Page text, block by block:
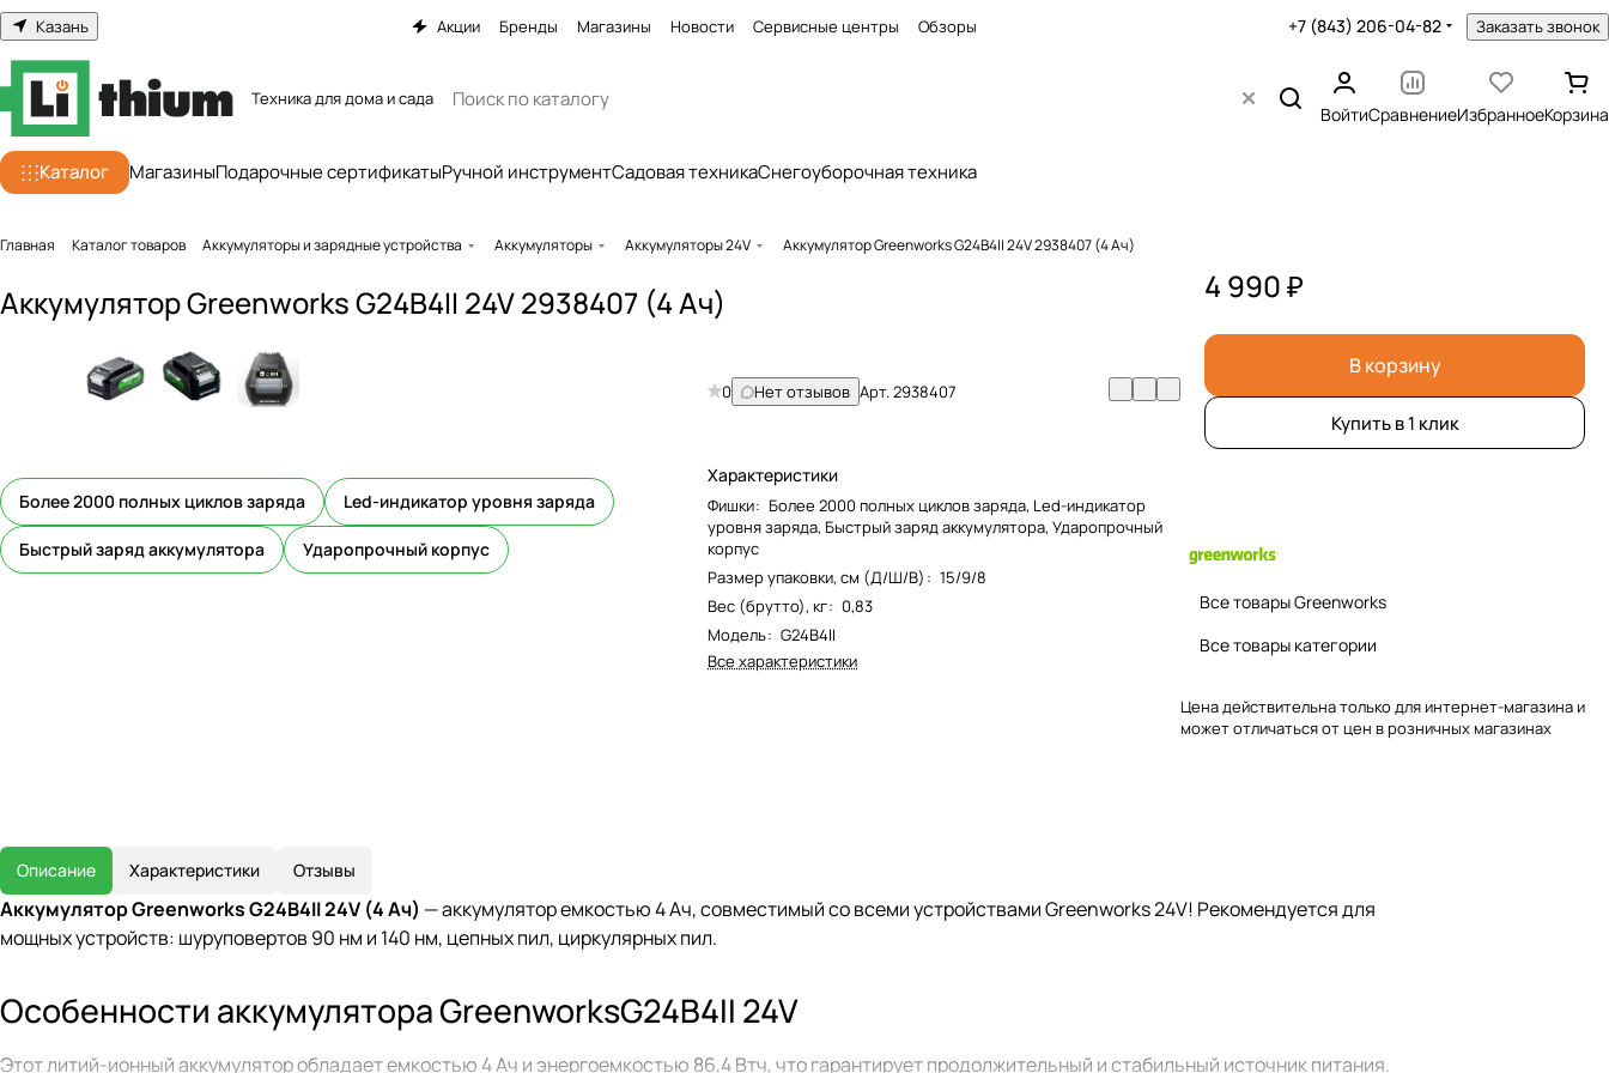
Казань Акции Бренды Магазины Новости Сервисные центры Обзоры +7 (843) 206-04-82 Заказать звонок
Техника для дома и сада
ВойтиСравнениеИзбранноеКорзина
Каталог МагазиныПодарочные сертификатыРучной инструментСадовая техникаСнегоуборочная техника
Главная Каталог товаров Аккумуляторы и зарядные устройства Аккумуляторы Аккумуляторы 24V Аккумулятор Greenworks G24B4II 24V 2938407 (4 Ач)
Аккумулятор Greenworks G24B4II 24V 2938407 (4 Ач)
Более 2000 полных циклов заряда Led-индикатор уровня заряда
Быстрый заряд аккумулятора Ударопрочный корпус
0 Нет отзывов Арт.2938407
Характеристики
Фишки: Более 2000 полных циклов заряда, Led-индикатор
уровня заряда, Быстрый заряд аккумулятора, Ударопрочный
корпус
Размер упаковки, см (Д/Ш/В) : 15/9/8
Вес (брутто), кг: 0,83
Модель: G24B4II
Все характеристики
4 990 ₽
В корзину
Купить в 1 клик
Все товары Greenworks
Все товары категории
Цена действительна только для интернет-магазина и
может отличаться от цен в розничных магазинах
Описание Характеристики Отзывы
Аккумулятор Greenworks G24B4II 24V (4 Ач) — аккумулятор емкостью 4 Ач, совместимый со всеми устройствами Greenworks 24V! Рекомендуется для
мощных устройств: шуруповертов 90 нм и 140 нм, цепных пил, циркулярных пил.
Особенности аккумулятора GreenworksG24B4II 24V
Этот литий-ионный аккумулятор обладает емкостью 4 Ач и энергоемкостью 86,4 Втч, что гарантирует продолжительный и стабильный источник питания.